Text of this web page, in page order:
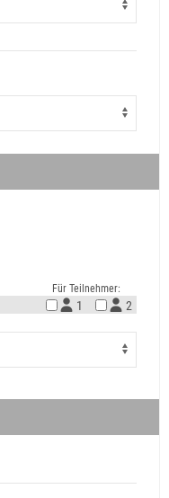
Für Teilnehmer:
1 2